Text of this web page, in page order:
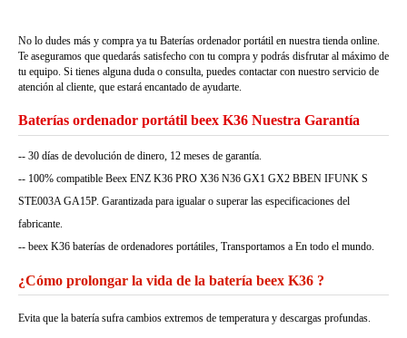
No lo dudes más y compra ya tu Baterías ordenador portátil en nuestra tienda online.
Te aseguramos que quedarás satisfecho con tu compra y podrás disfrutar al máximo de
tu equipo. Si tienes alguna duda o consulta, puedes contactar con nuestro servicio de
atención al cliente, que estará encantado de ayudarte.
Baterías ordenador portátil beex K36 Nuestra Garantía
-- 30 días de devolución de dinero, 12 meses de garantía.
-- 100% compatible Beex ENZ K36 PRO X36 N36 GX1 GX2 BBEN IFUNK S
STE003A GA15P. Garantizada para igualar o superar las especificaciones del
fabricante.
-- beex K36 baterías de ordenadores portátiles, Transportamos a En todo el mundo.
¿Cómo prolongar la vida de la batería beex K36 ?
Evita que la batería sufra cambios extremos de temperatura y descargas profundas.